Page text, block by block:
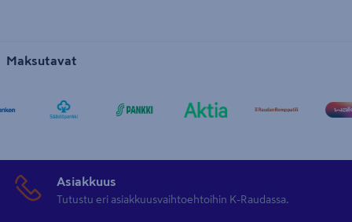
Maksutavat
Asiakkuus
Tutustu eri asiakkuusvaihtoehtoihin K-Raudassa.